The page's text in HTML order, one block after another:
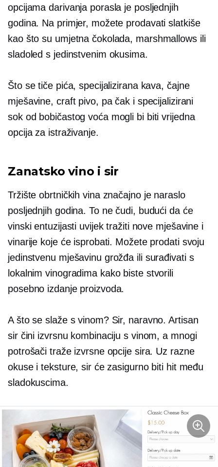
opcijama darivanja porasla je posljednjih
godina. Na primjer, možete prodavati slatkiše
kao što su umjetna čokolada, marshmallows ili
sladoled s jedinstvenim okusima.
Što se tiče pića, specijalizirana kava, čajne
mješavine, craft pivo, pa čak i specijalizirani
sok od bobičastog voća mogli bi biti vrijedna
opcija za istraživanje.
Zanatsko vino i sir
Tržište obrtničkih vina značajno je naraslo
posljednjih godina. To ne čudi, budući da će
vinski entuzijasti uvijek tražiti nove mješavine i
vinarije koje će isprobati. Možete prodati svoju
jedinstvenu mješavinu grožđa ili surađivati ​​s
lokalnim vinogradima kako biste stvorili
posebno izdanje proizvoda.
A što se slaže s vinom? Sir, naravno. Artisan
sir čini izvrsnu kombinaciju s vinom, a mnogi
potrošači traže izvrsne opcije sira. Uz razne
okuse i teksture, sir će zasigurno biti hit među
sladokuscima.